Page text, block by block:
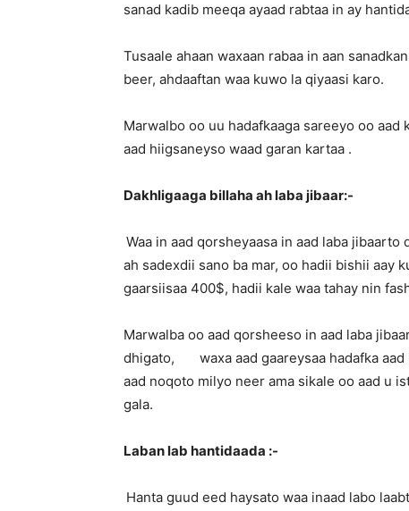
sanad kadib meeqa ayaad rabtaa in ay
Tusaale ahaan waxaan rabaa in aan
beer, ahdaaftan waa kuwo la qiyaasi karo.
Marwalbo oo uu hadafkaaga sareeyo oo aad
aad hiigsaneyso waad garan kartaa .
Dakhligaaga billaha ah laba jibaar:-
Waa in aad qorsheyaasa in aad laba
ah sadexdii sano ba mar, oo hadii bishii aay
gaarsiisaa 400$, hadii kale waa tahay nin
Marwalba oo aad qorsheeso in aad laba
dhigato, waxa aad gaareysaa hadafka aad
aad noqoto milyo neer ama sikale oo aad u
gala.
Laban lab hantidaada :-
Hanta guud eed haysato waa inaad labo